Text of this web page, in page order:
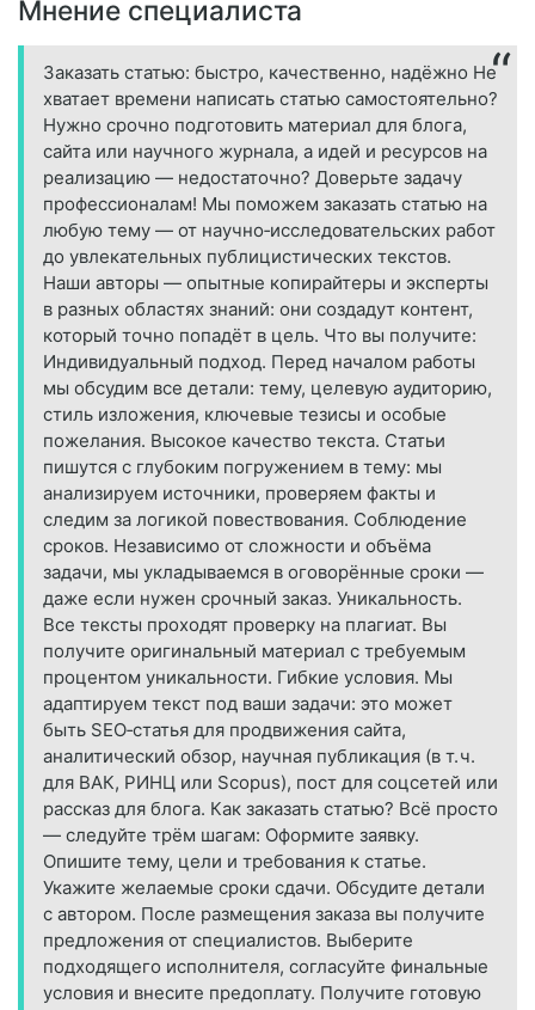
Мнение специалиста
Заказать статью: быстро, качественно, надёжно Не
хватает времени написать статью самостоятельно?
Нужно срочно подготовить материал для блога,
сайта или научного журнала, а идей и ресурсов на
реализацию — недостаточно? Доверьте задачу
профессионалам! Мы поможем заказать статью на
любую тему — от научно‑исследовательских работ
до увлекательных публицистических текстов.
Наши авторы — опытные копирайтеры и эксперты
в разных областях знаний: они создадут контент,
который точно попадёт в цель. Что вы получите:
Индивидуальный подход. Перед началом работы
мы обсудим все детали: тему, целевую аудиторию,
стиль изложения, ключевые тезисы и особые
пожелания. Высокое качество текста. Статьи
пишутся с глубоким погружением в тему: мы
анализируем источники, проверяем факты и
следим за логикой повествования. Соблюдение
сроков. Независимо от сложности и объёма
задачи, мы укладываемся в оговорённые сроки —
даже если нужен срочный заказ. Уникальность.
Все тексты проходят проверку на плагиат. Вы
получите оригинальный материал с требуемым
процентом уникальности. Гибкие условия. Мы
адаптируем текст под ваши задачи: это может
быть SEO‑статья для продвижения сайта,
аналитический обзор, научная публикация (в т. ч.
для ВАК, РИНЦ или Scopus), пост для соцсетей или
рассказ для блога. Как заказать статью? Всё просто
— следуйте трём шагам: Оформите заявку.
Опишите тему, цели и требования к статье.
Укажите желаемые сроки сдачи. Обсудите детали
с автором. После размещения заказа вы получите
предложения от специалистов. Выберите
подходящего исполнителя, согласуйте финальные
условия и внесите предоплату. Получите готовую